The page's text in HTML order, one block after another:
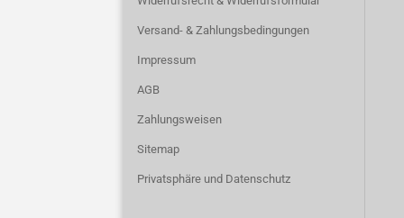
Versand- & Zahlungsbedingungen
Impressum
AGB
Zahlungsweisen
Sitemap
Privatsphäre und Datenschutz